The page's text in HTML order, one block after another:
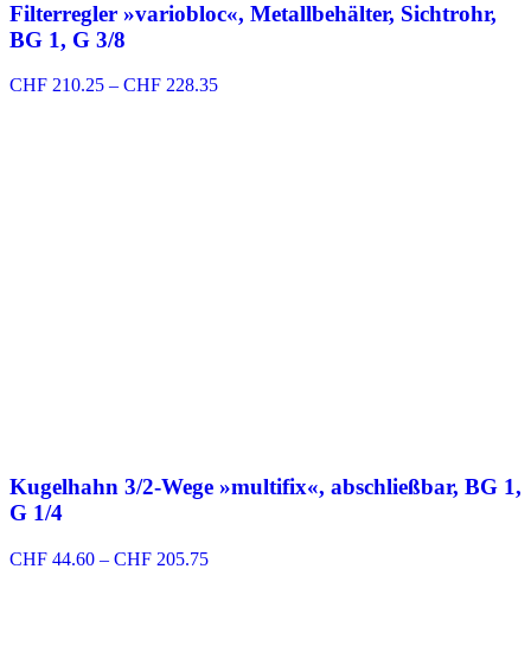
Filterregler »variobloc«, Metallbehälter, Sichtrohr,
BG 1, G 3/8
CHF 210.25 – CHF 228.35Preisspanne:
Kugelhahn 3/2-Wege »multifix«, abschließbar, BG 1,
G 1/4
CHF 44.60 – CHF 205.75Preisspanne: